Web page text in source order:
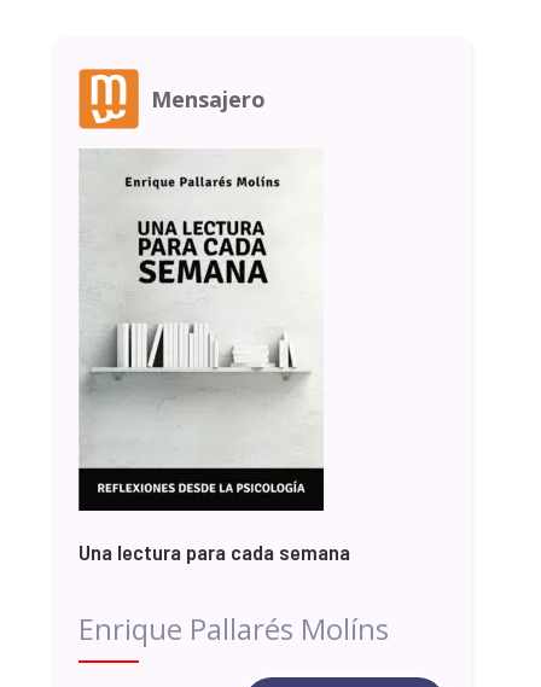
Mensajero
Una lectura para cada semana
Enrique Pallarés Molíns